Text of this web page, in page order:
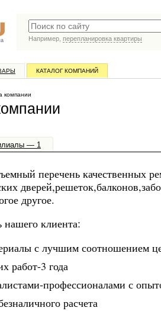
Например, перепланировка квартиры
КАТАЛОГ КОМПАНИЙ
компании
— 1
перечень качественных
другое.
клиента:
с лучшим соотношением
работ-3 года
профессионалами с
расчета